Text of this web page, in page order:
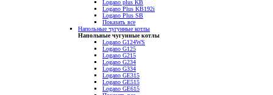
Logano plus KB
Logano Plus KB192i
Logano Plus SB
Показать все
Напольные чугунные котлы
Напольные чугунные котлы
Logano G124WS
Logano G125
Logano G215
Logano G234
Logano G334
Logano GE315
Logano GE515
Logano GE615